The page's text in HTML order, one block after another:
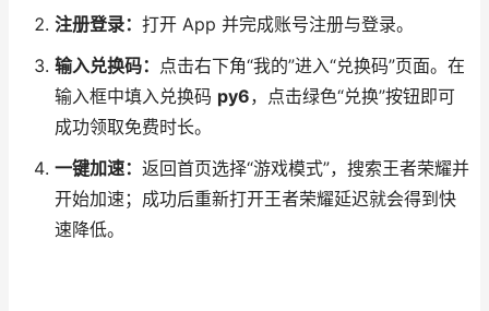
注册登录： 打开 App 并完成账号注册与登录。
输入兑换码：
点击右下角“我的”进入“兑换码”页面。在
输入框中填入兑换码 py6，点击绿色“兑换”按钮即可
成功领取免费时长。
一键加速： 返回首页选择“游戏模式”，搜索王者荣耀并
开始加速；成功后重新打开王者荣耀延迟就会得到快
速降低。